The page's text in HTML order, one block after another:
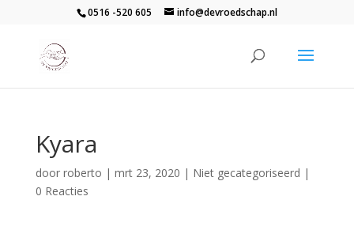
0516 -520 605 info@devroedschap.nl
Kyara
door roberto | mrt 23, 2020 | Niet gecategoriseerd |
0 Reacties